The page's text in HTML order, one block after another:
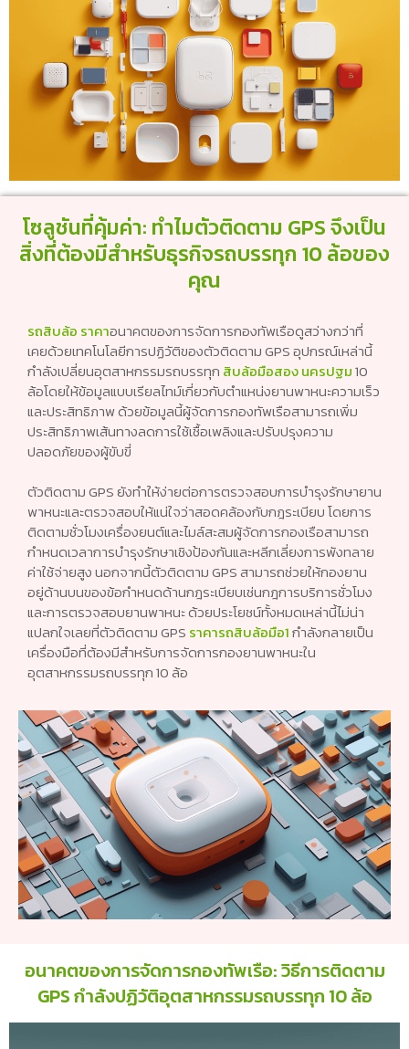
โซลูชันที่คุ้มค่า: ทำไมตัวติดตาม GPS จึงเป็น
สิ่งที่ต้องมีสำหรับธุรกิจรถบรรทุก 10 ล้อของ
คุณ
รถสิบล้อ ราคาอนาคตของการจัดการกองทัพเรือดูสว่างกว่าที่
เคยด้วยเทคโนโลยีการปฏิวัติของตัวติดตาม GPS อุปกรณ์เหล่านี้
กำลังเปลี่ยนอุตสาหกรรมรถบรรทุก สิบล้อมือสอง นครปฐม10
ล้อโดยให้ข้อมูลแบบเรียลไทม์เกี่ยวกับตำแหน่งยานพาหนะความเร็ว
และประสิทธิภาพ ด้วยข้อมูลนี้ผู้จัดการกองทัพเรือสามารถเพิ่ม
ประสิทธิภาพเส้นทางลดการใช้เชื้อเพลิงและปรับปรุงความ
ปลอดภัยของผู้ขับขี่
ตัวติดตาม GPS ยังทำให้ง่ายต่อการตรวจสอบการบำรุงรักษายาน
พาหนะและตรวจสอบให้แน่ใจว่าสอดคล้องกับกฎระเบียบ โดยการ
ติดตามชั่วโมงเครื่องยนต์และไมล์สะสมผู้จัดการกองเรือสามารถ
กำหนดเวลาการบำรุงรักษาเชิงป้องกันและหลีกเลี่ยงการพังทลาย
ค่าใช้จ่ายสูง นอกจากนี้ตัวติดตาม GPS สามารถช่วยให้กองยาน
อยู่ด้านบนของข้อกำหนดด้านกฎระเบียบเช่นกฎการบริการชั่วโมง
และการตรวจสอบยานพาหนะ ด้วยประโยชน์ทั้งหมดเหล่านี้ไม่น่า
แปลกใจเลยที่ตัวติดตาม GPS ราคารถสิบล้อมือ1กำลังกลายเป็น
เครื่องมือที่ต้องมีสำหรับการจัดการกองยานพาหนะใน
อุตสาหกรรมรถบรรทุก 10 ล้อ
อนาคตของการจัดการกองทัพเรือ: วิธีการติดตาม
GPS กำลังปฏิวัติอุตสาหกรรมรถบรรทุก 10 ล้อ